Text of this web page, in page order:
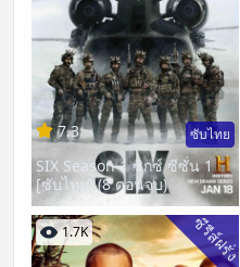
7.3 ซับไทย
SIX Season 1 ซิกซ์ ซีซั่น 1
[ซับไทย] (8 ตอนจบ)
1.7K ซีรีส์ฝรั่ง